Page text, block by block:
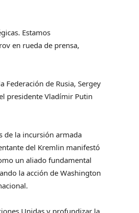
Estamos
en rueda de prensa,
Federación de Rusia, Sergey
presidente Vladímir Putin
de la incursión armada
del Kremlin manifestó
un aliado fundamental
la acción de Washington